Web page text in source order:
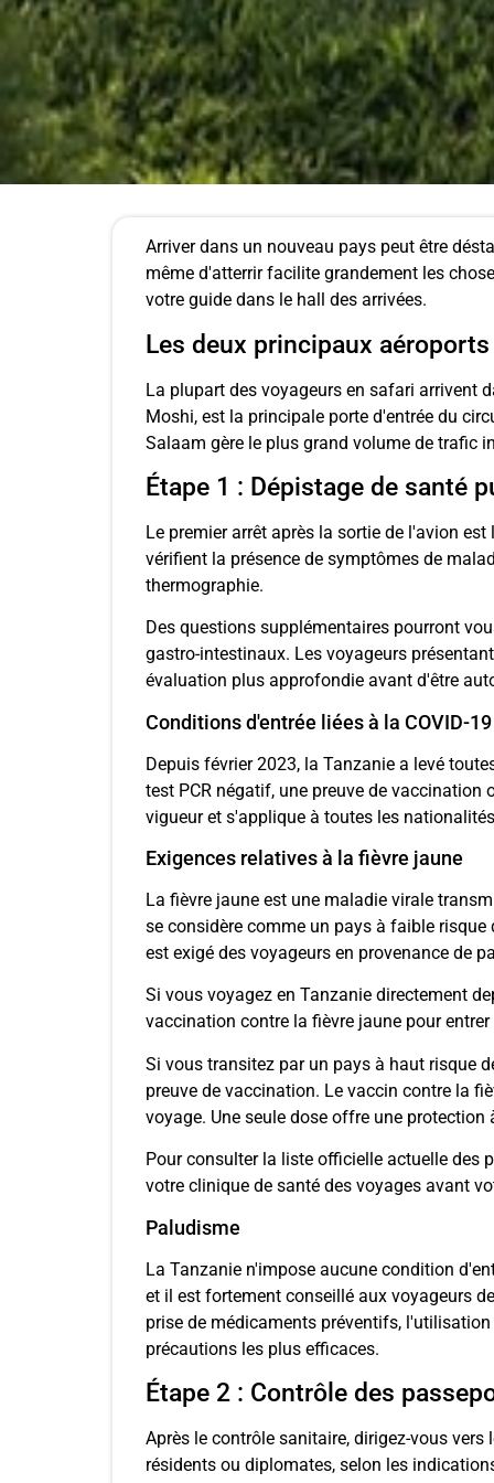
Arriver dans un nouveau pays peut être
même d'atterrir facilite grandement les
votre guide dans le hall des arrivées.
Les deux principaux
La plupart des voyageurs en safari arrivent
Moshi, est la principale porte d'entrée du
Salaam gère le plus grand volume de trafic
Étape 1 : Dépistage de santé
Le premier arrêt après la sortie de l'avion
vérifient la présence de symptômes de
thermographie.
Des questions supplémentaires pourront
gastro-intestinaux. Les voyageurs
évaluation plus approfondie avant d'être
Conditions d'entrée liées à la COVID-19
Depuis février 2023, la Tanzanie a levé
test PCR négatif, une preuve de vaccination
vigueur et s'applique à toutes les
Exigences relatives à la fièvre jaune
La fièvre jaune est une maladie virale
se considère comme un pays à faible
est exigé des voyageurs en provenance de
Si vous voyagez en Tanzanie directement
vaccination contre la fièvre jaune pour
Si vous transitez par un pays à haut risque
preuve de vaccination. Le vaccin contre la
voyage. Une seule dose offre une protection
Pour consulter la liste officielle actuelle des
votre clinique de santé des voyages avant
Paludisme
La Tanzanie n'impose aucune condition
et il est fortement conseillé aux voyageurs
prise de médicaments préventifs,
précautions les plus efficaces.
Étape 2 : Contrôle des
Après le contrôle sanitaire, dirigez-vous
résidents ou diplomates, selon les